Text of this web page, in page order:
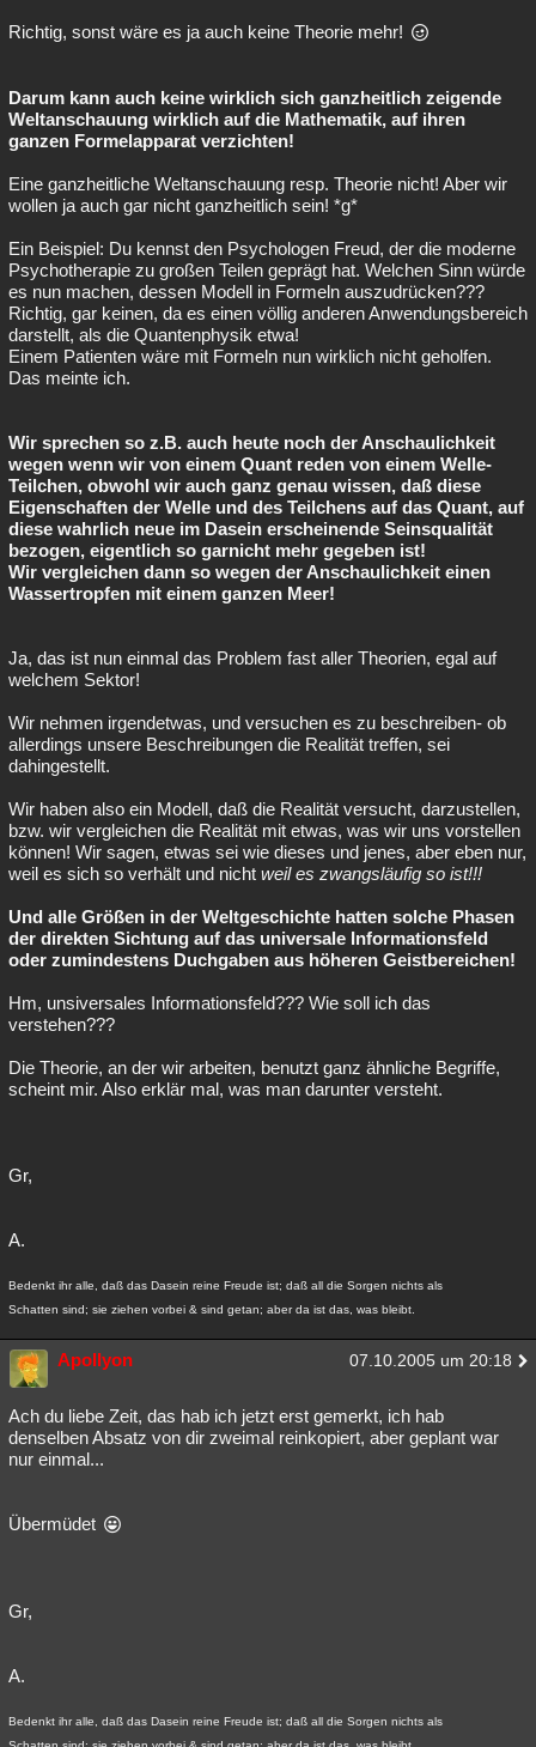
Richtig, sonst wäre es ja auch keine Theorie mehr!
Darum kann auch keine wirklich sich ganzheitlich zeigende
Weltanschauung wirklich auf die Mathematik, auf ihren
ganzen Formelapparat verzichten!
Eine ganzheitliche Weltanschauung resp. Theorie nicht! Aber wir
wollen ja auch gar nicht ganzheitlich sein! *g*
Ein Beispiel: Du kennst den Psychologen Freud, der die moderne
Psychotherapie zu großen Teilen geprägt hat. Welchen Sinn würde
es nun machen, dessen Modell in Formeln auszudrücken???
Richtig, gar keinen, da es einen völlig anderen Anwendungsbereich
darstellt, als die Quantenphysik etwa!
Einem Patienten wäre mit Formeln nun wirklich nicht geholfen.
Das meinte ich.
Wir sprechen so z.B. auch heute noch der Anschaulichkeit
wegen wenn wir von einem Quant reden von einem Welle-
Teilchen, obwohl wir auch ganz genau wissen, daß diese
Eigenschaften der Welle und des Teilchens auf das Quant, auf
diese wahrlich neue im Dasein erscheinende Seinsqualität
bezogen, eigentlich so garnicht mehr gegeben ist!
Wir vergleichen dann so wegen der Anschaulichkeit einen
Wassertropfen mit einem ganzen Meer!
Ja, das ist nun einmal das Problem fast aller Theorien, egal auf
welchem Sektor!
Wir nehmen irgendetwas, und versuchen es zu beschreiben- ob
allerdings unsere Beschreibungen die Realität treffen, sei
dahingestellt.
Wir haben also ein Modell, daß die Realität versucht, darzustellen,
bzw. wir vergleichen die Realität mit etwas, was wir uns vorstellen
können! Wir sagen, etwas sei wie dieses und jenes, aber eben nur,
weil es sich so verhält und nicht weil es zwangsläufig so ist!!!
Und alle Größen in der Weltgeschichte hatten solche Phasen
der direkten Sichtung auf das universale Informationsfeld
oder zumindestens Duchgaben aus höheren Geistbereichen!
Hm, unsiversales Informationsfeld??? Wie soll ich das
verstehen???
Die Theorie, an der wir arbeiten, benutzt ganz ähnliche Begriffe,
scheint mir. Also erklär mal, was man darunter versteht.
Gr,
A.
Bedenkt ihr alle, daß das Dasein reine Freude ist; daß all die Sorgen nichts als
Schatten sind; sie ziehen vorbei & sind getan; aber da ist das, was bleibt.
Apollyon 07.10.2005 um 20:18
Ach du liebe Zeit, das hab ich jetzt erst gemerkt, ich hab
denselben Absatz von dir zweimal reinkopiert, aber geplant war
nur einmal...
Übermüdet
Gr,
A.
Bedenkt ihr alle, daß das Dasein reine Freude ist; daß all die Sorgen nichts als